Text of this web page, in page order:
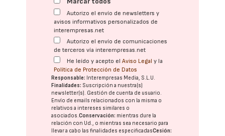
Autorizo el envío de newsletters y
avisos informativos personalizados de
interempresas.net
Autorizo el envío de comunicaciones
de terceros vía interempresas.net
He leído y acepto elAviso Legal y la
Política de Protección de Datos
Responsable: Interempresas Media, S.L.U.
Finalidades: Suscripción a nuestra(s)
newsletter(s). Gestión de cuenta de usuario.
Envío de emails relacionados con la misma o
relativos a intereses similares o
asociados.Conservación: mientras dure la
relación con Ud., o mientras sea necesario para
llevar a cabo las finalidades especificadasCesión: